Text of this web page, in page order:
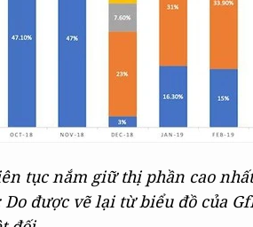
tục nắm giữ thị phần cao
Do được vẽ lại từ biểu đồ của